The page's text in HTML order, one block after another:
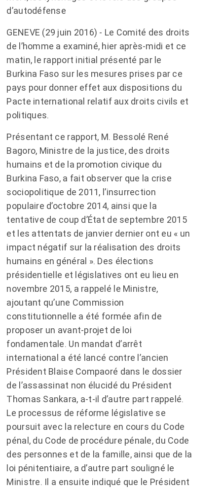
d’autodéfense
GENEVE (29 juin 2016) - Le Comité des droits
de l’homme a examiné, hier après-midi et ce
matin, le rapport initial présenté par le
Burkina Faso sur les mesures prises par ce
pays pour donner effet aux dispositions du
Pacte international relatif aux droits civils et
politiques.
Présentant ce rapport, M. Bessolé René
Bagoro, Ministre de la justice, des droits
humains et de la promotion civique du
Burkina Faso, a fait observer que la crise
sociopolitique de 2011, l’insurrection
populaire d’octobre 2014, ainsi que la
tentative de coup d’État de septembre 2015
et les attentats de janvier dernier ont eu « un
impact négatif sur la réalisation des droits
humains en général ». Des élections
présidentielle et législatives ont eu lieu en
novembre 2015, a rappelé le Ministre,
ajoutant qu’une Commission
constitutionnelle a été formée afin de
proposer un avant-projet de loi
fondamentale. Un mandat d’arrêt
international a été lancé contre l’ancien
Président Blaise Compaoré dans le dossier
de l’assassinat non élucidé du Président
Thomas Sankara, a-t-il d’autre part rappelé.
Le processus de réforme législative se
poursuit avec la relecture en cours du Code
pénal, du Code de procédure pénale, du Code
des personnes et de la famille, ainsi que de la
loi pénitentiaire, a d’autre part souligné le
Ministre. Il a ensuite indiqué que le Président